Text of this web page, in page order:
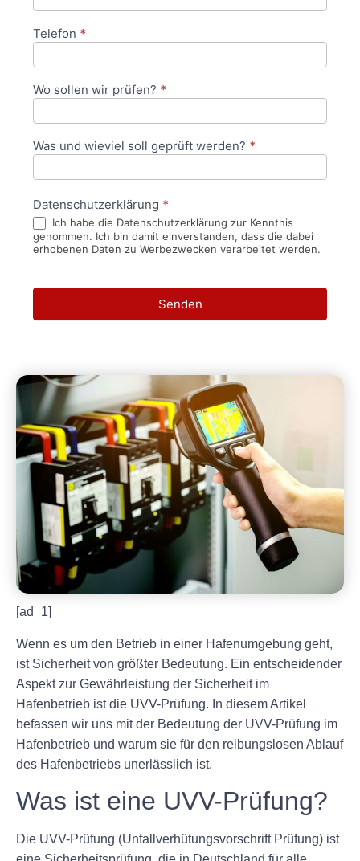
Telefon *
Wo sollen wir prüfen? *
Was und wieviel soll geprüft werden? *
Datenschutzerklärung *
Ich habe die Datenschutzerklärung zur Kenntnis
genommen. Ich bin damit einverstanden, dass die dabei
erhobenen Daten zu Werbezwecken verarbeitet werden.
Senden
[ad_1]
Wenn es um den Betrieb in einer Hafenumgebung geht,
ist Sicherheit von größter Bedeutung. Ein entscheidender
Aspekt zur Gewährleistung der Sicherheit im
Hafenbetrieb ist die UVV-Prüfung. In diesem Artikel
befassen wir uns mit der Bedeutung der UVV-Prüfung im
Hafenbetrieb und warum sie für den reibungslosen Ablauf
des Hafenbetriebs unerlässlich ist.
Was ist eine UVV-Prüfung?
Die UVV-Prüfung (Unfallverhütungsvorschrift Prüfung) ist